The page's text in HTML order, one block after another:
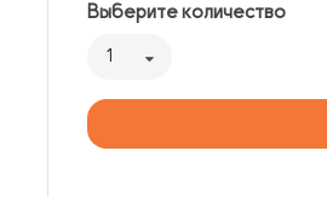
Выберите количество
1